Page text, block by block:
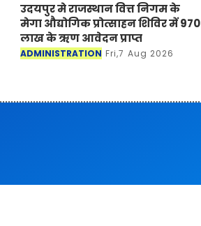
उदयपुर मे राजस्थान वित्त निगम के
मेगा औद्योगिक प्रोत्साहन शिविर में 970
लाख के ऋण आवेदन प्राप्त
ADMINISTRATION Fri,7 Aug 2026